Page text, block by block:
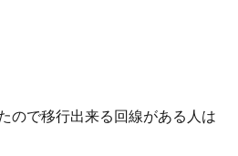
ので移行出来る回線がある人は